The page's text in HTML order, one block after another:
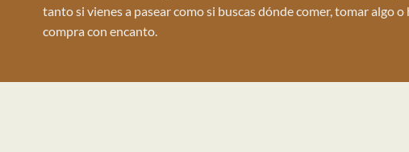
tanto si vienes a pasear como si buscas dónde comer, tomar algo o
compra con encanto.